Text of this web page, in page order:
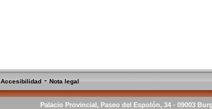
Accesibilidad -Nota legal
Palacio Provincial, Paseo del Espolón, 34 - 09003